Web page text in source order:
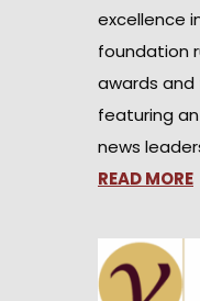
excellence
foundation
awards and
featuring
news
READ MORE